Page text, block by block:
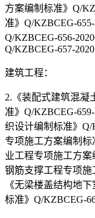
方案编制标准》Q/
准》Q/KZBCEG-
Q/KZBCEG-656-
Q/KZBCEG-657-2020
建筑工程：
2.《装配式建筑混凝
准》Q/KZBCEG-
织设计编制标准》Q/
专项施工方案编制标
业工程专项施工方案
钢筋支撑工程专项施
《无梁楼盖结构地
标准》Q/KZBCEG-